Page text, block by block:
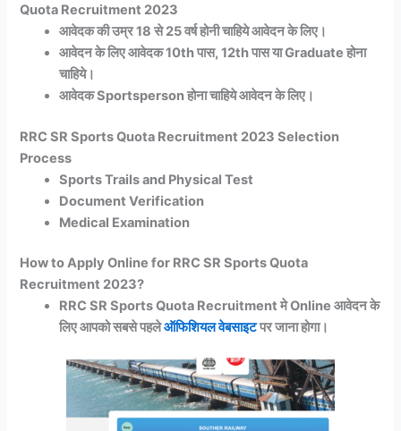
Quota Recruitment 2023
आवेदक की उम्र 18 से 25 वर्ष होनी चाहिये आवेदन के लिए।
आवेदन के लिए आवेदक 10th पास, 12th पास या Graduate होना
चाहिये।
आवेदक Sportsperson होना चाहिये आवेदन के लिए।
RRC SR Sports Quota Recruitment 2023 Selection
Process
Sports Trails and Physical Test
Document Verification
Medical Examination
How to Apply Online for RRC SR Sports Quota
Recruitment 2023?
RRC SR Sports Quota Recruitment मे Online आवेदन के
लिए आपको सबसे पहलेऑफिशियल वेबसाइटपर जाना होगा।